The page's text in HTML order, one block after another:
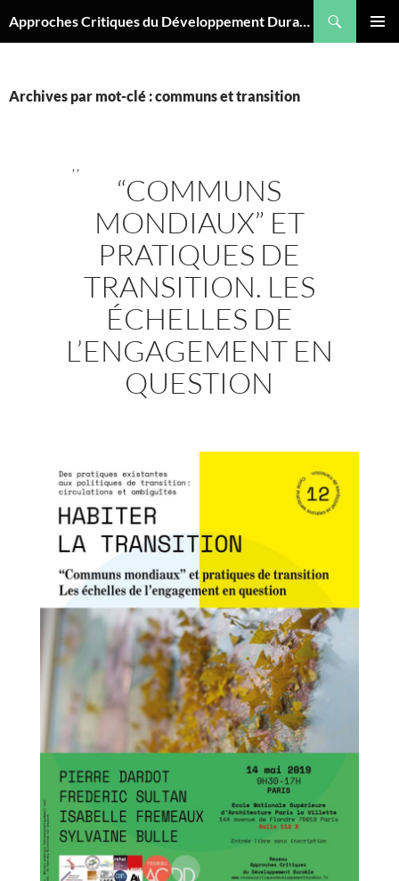
au
Approches Critiques du Développement Durable
Archives par mot-clé : communs et transition
,,
“COMMUNS
MONDIAUX” ET
PRATIQUES DE
TRANSITION. LES
ÉCHELLES DE
L’ENGAGEMENT EN
QUESTION